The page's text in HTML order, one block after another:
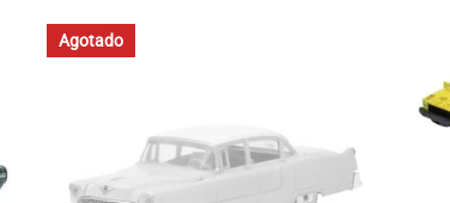
Agotado